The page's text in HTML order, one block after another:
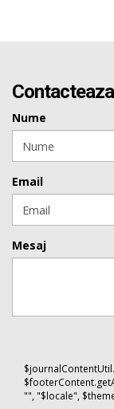
Nume
Email
Mesaj
"", "$locale",